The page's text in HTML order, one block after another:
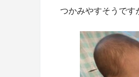
つかみやすそうです